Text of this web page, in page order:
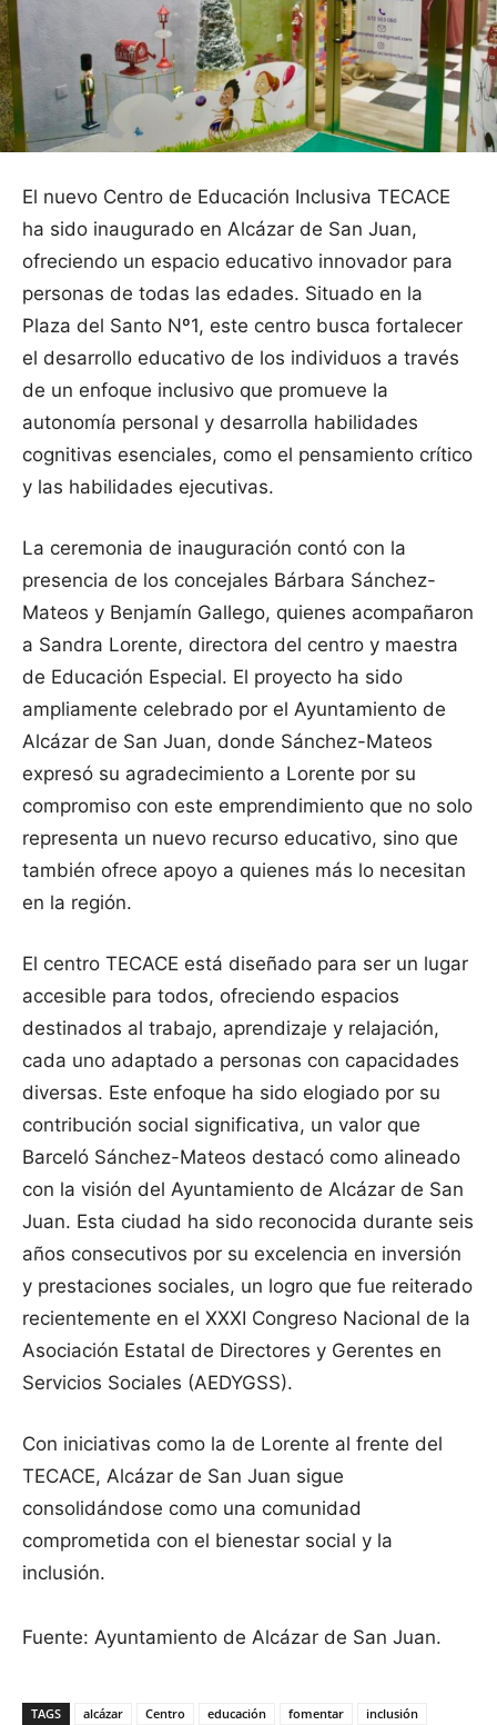
El nuevo Centro de Educación Inclusiva TECACE
ha sido inaugurado en Alcázar de San Juan,
ofreciendo un espacio educativo innovador para
personas de todas las edades. Situado en la
Plaza del Santo Nº1, este centro busca fortalecer
el desarrollo educativo de los individuos a través
de un enfoque inclusivo que promueve la
autonomía personal y desarrolla habilidades
cognitivas esenciales, como el pensamiento crítico
y las habilidades ejecutivas.
La ceremonia de inauguración contó con la
presencia de los concejales Bárbara Sánchez-
Mateos y Benjamín Gallego, quienes acompañaron
a Sandra Lorente, directora del centro y maestra
de Educación Especial. El proyecto ha sido
ampliamente celebrado por el Ayuntamiento de
Alcázar de San Juan, donde Sánchez-Mateos
expresó su agradecimiento a Lorente por su
compromiso con este emprendimiento que no solo
representa un nuevo recurso educativo, sino que
también ofrece apoyo a quienes más lo necesitan
en la región.
El centro TECACE está diseñado para ser un lugar
accesible para todos, ofreciendo espacios
destinados al trabajo, aprendizaje y relajación,
cada uno adaptado a personas con capacidades
diversas. Este enfoque ha sido elogiado por su
contribución social significativa, un valor que
Barceló Sánchez-Mateos destacó como alineado
con la visión del Ayuntamiento de Alcázar de San
Juan. Esta ciudad ha sido reconocida durante seis
años consecutivos por su excelencia en inversión
y prestaciones sociales, un logro que fue reiterado
recientemente en el XXXI Congreso Nacional de la
Asociación Estatal de Directores y Gerentes en
Servicios Sociales (AEDYGSS).
Con iniciativas como la de Lorente al frente del
TECACE, Alcázar de San Juan sigue
consolidándose como una comunidad
comprometida con el bienestar social y la
inclusión.
Fuente: Ayuntamiento de Alcázar de San Juan.
TAGS alcázar Centro educación fomentar inclusión